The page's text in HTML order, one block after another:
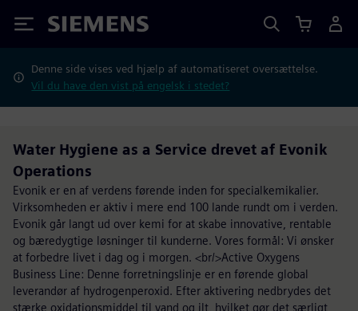
Siemens
Denne side vises ved hjælp af automatiseret oversættelse.
Vil du have den vist på engelsk i stedet?
Water Hygiene as a Service drevet af Evonik
Operations
Evonik er en af verdens førende inden for specialkemikalier.
Virksomheden er aktiv i mere end 100 lande rundt om i verden.
Evonik går langt ud over kemi for at skabe innovative, rentable
og bæredygtige løsninger til kunderne. Vores formål: Vi ønsker
at forbedre livet i dag og i morgen. <br/>Active Oxygens
Business Line: Denne forretningslinje er en førende global
leverandør af hydrogenperoxid. Efter aktivering nedbrydes det
stærke oxidationsmiddel til vand og ilt, hvilket gør det særligt